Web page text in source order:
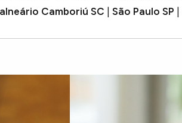
Camboriú SC São Paulo SP